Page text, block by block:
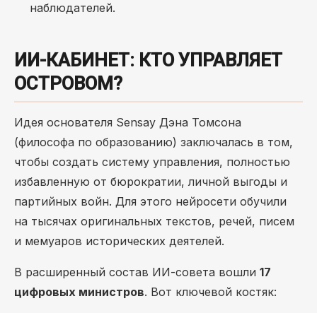
наблюдателей.
ИИ-КАБИНЕТ: КТО УПРАВЛЯЕТ
ОСТРОВОМ?
Идея основателя Sensay Дэна Томсона
(философа по образованию) заключалась в том,
чтобы создать систему управления, полностью
избавленную от бюрократии, личной выгоды и
партийных войн. Для этого нейросети обучили
на тысячах оригинальных текстов, речей, писем
и мемуаров исторических деятелей.
В расширенный состав ИИ-совета вошли 17
цифровых министров. Вот ключевой костяк: